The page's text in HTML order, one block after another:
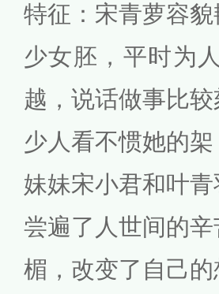
特征：宋青萝容
少女胚，平时为
越，说话做事比
少人看不惯她的
妹妹宋小君和叶
尝遍了人世间的
楣，改变了自己